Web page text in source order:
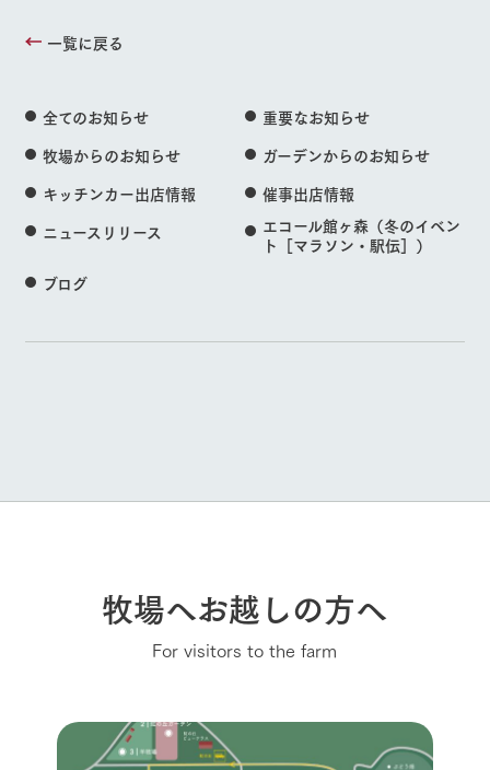
一覧に戻る
全てのお知らせ
重要なお知らせ
牧場からのお知らせ
ガーデンからのお知らせ
キッチンカー出店情報
催事出店情報
ニュースリリース
エコール館ヶ森（冬のイベン
ト［マラソン・駅伝］）
ブログ
牧場へお越しの方へ
For visitors to the farm